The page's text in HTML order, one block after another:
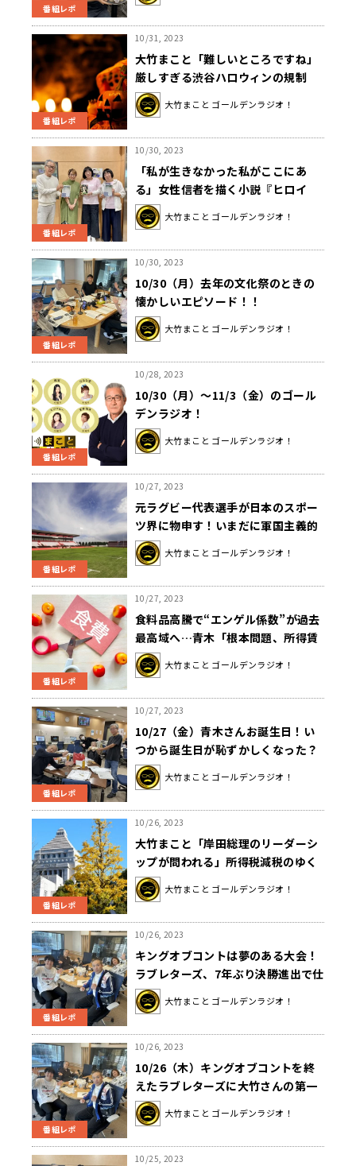
番組レポ
番組レポ
10/31, 2023
大竹まこと「難しいところですね」
厳しすぎる渋谷ハロウィンの規制
大竹まこと ゴールデンラジオ！
番組レポ
10/30, 2023
「私が生きなかった私がここにあ
る」女性信者を描く小説『ヒロイ
ン』にナゼ阿佐ヶ谷姉妹が夢中にな
った？
大竹まこと ゴールデンラジオ！
番組レポ
10/30, 2023
10/30（月）去年の文化祭のときの
懐かしいエピソード！！
大竹まこと ゴールデンラジオ！
番組レポ
10/28, 2023
10/30（月）～11/3（金）のゴール
デンラジオ！
大竹まこと ゴールデンラジオ！
番組レポ
10/27, 2023
元ラグビー代表選手が日本のスポー
ツ界に物申す！いまだに軍国主義的
な上下関係がある？
大竹まこと ゴールデンラジオ！
番組レポ
10/27, 2023
食料品高騰で“エンゲル係数”が過去
最高域へ…青木「根本問題、所得賃
金を増やさないと」
大竹まこと ゴールデンラジオ！
番組レポ
10/27, 2023
10/27（金）青木さんお誕生日！い
つから誕生日が恥ずかしくなった？
大竹まこと ゴールデンラジオ！
番組レポ
10/26, 2023
大竹まこと「岸田総理のリーダーシ
ップが問われる」所得税減税のゆく
えに注目が集まる
大竹まこと ゴールデンラジオ！
番組レポ
10/26, 2023
キングオブコントは夢のある大会！
ラブレターズ、7年ぶり決勝進出で仕
事増
大竹まこと ゴールデンラジオ！
番組レポ
10/26, 2023
10/26（木）キングオブコントを終
えたラブレターズに大竹さんの第一
声は・・・？
大竹まこと ゴールデンラジオ！
10/25, 2023